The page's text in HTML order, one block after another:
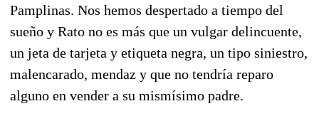
Pamplinas. Nos hemos despertado a tiempo del
sueño y Rato no es más que un vulgar delincuente,
un jeta de tarjeta y etiqueta negra, un tipo siniestro,
malencarado, mendaz y que no tendría reparo
alguno en vender a su mismísimo padre.